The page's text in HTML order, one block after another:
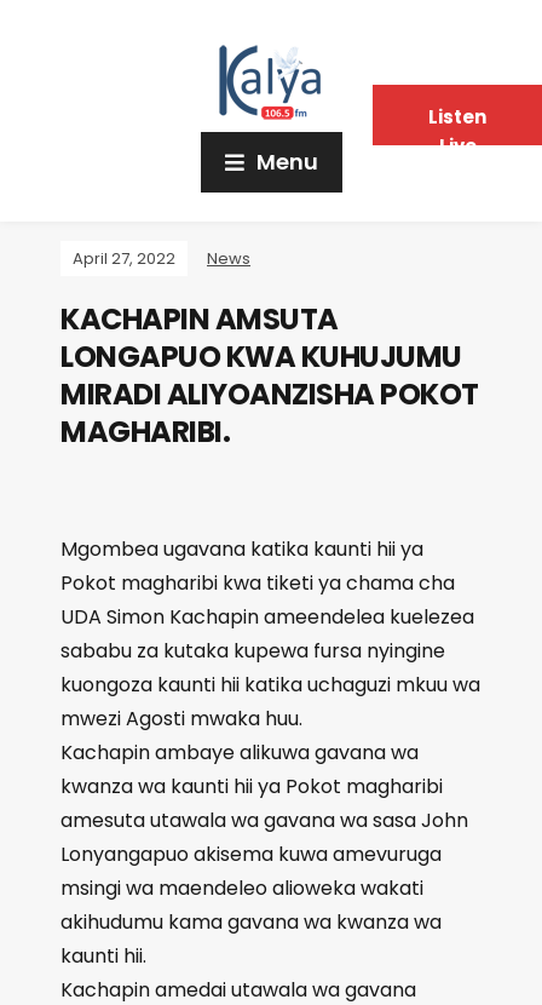
Menu
April 27, 2022 News
KACHAPIN AMSUTA
LONGAPUO KWA KUHUJUMU
MIRADI ALIYOANZISHA POKOT
MAGHARIBI.
Mgombea ugavana katika kaunti hii ya
Pokot magharibi kwa tiketi ya chama cha
UDA Simon Kachapin ameendelea kuelezea
sababu za kutaka kupewa fursa nyingine
kuongoza kaunti hii katika uchaguzi mkuu wa
mwezi Agosti mwaka huu.
Kachapin ambaye alikuwa gavana wa
kwanza wa kaunti hii ya Pokot magharibi
amesuta utawala wa gavana wa sasa John
Lonyangapuo akisema kuwa amevuruga
msingi wa maendeleo alioweka wakati
akihudumu kama gavana wa kwanza wa
kaunti hii.
Kachapin amedai utawala wa gavana
Listen
Live